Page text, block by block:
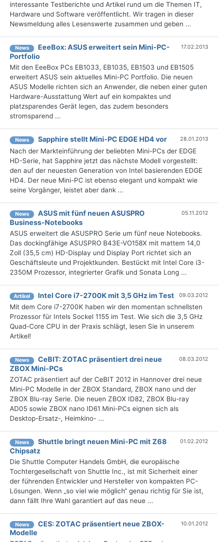
interessante Testberichte und Artikel rund um die Themen IT,
Hardware und Software veröffentlicht. Wir tragen in dieser
Newsmeldung alles Lesenswerte zusammen und geben ...
News
EeeBox: ASUS erweitert sein Mini-PC-
Portfolio
17.02.2013
Mit den EeeBox PCs EB1033, EB1035, EB1503 und EB1505
erweitert ASUS sein aktuelles Mini-PC Portfolio. Die neuen
ASUS Modelle richten sich an Anwender, die neben einer guten
Hardware-Ausstattung Wert auf ein kompaktes und
platzsparendes Gerät legen, das zudem besonders
stromsparend ...
News Sapphire stellt Mini-PC EDGE HD4 vor 28.01.2013
Nach der Markteinführung der beliebten Mini-PCs der EDGE
HD-Serie, hat Sapphire jetzt das nächste Modell vorgestellt:
den auf der neuesten Generation von Intel basierenden EDGE
HD4. Der neue Mini-PC ist ebenso elegant und kompakt wie
seine Vorgänger, leistet aber dank ...
News
ASUS mit fünf neuen ASUSPRO
Business-Notebooks
05.11.2012
ASUS erweitert die ASUSPRO Serie um fünf neue Notebooks.
Das dockingfähige ASUSPRO B43E-VO158X mit mattem 14,0
Zoll (35,5 cm) HD-Display und Display Port richtet sich an
Geschäftsleute und Projektkunden. Bestückt mit Intel Core i3-
2350M Prozessor, integrierter Grafik und Sonata Long ...
Artikel Intel Core i7-2700K mit 3,5 GHz im Test 09.03.2012
Mit dem Core i7-2700K haben wir den momentan schnellsten
Prozessor für Intels Sockel 1155 im Test. Wie sich die 3,5 GHz
Quad-Core CPU in der Praxis schlägt, lesen Sie in unserem
Artikel!
News
CeBIT: ZOTAC präsentiert drei neue
ZBOX Mini-PCs
08.03.2012
ZOTAC präsentiert auf der CeBIT 2012 in Hannover drei neue
Mini-PC Modelle in der ZBOX Standard, ZBOX nano und der
ZBOX Blu-ray Serie. Die neuen ZBOX ID82, ZBOX Blu-ray
AD05 sowie ZBOX nano ID61 Mini-PCs eignen sich als
Desktop-Ersatz-, Heimkino- ...
News
Shuttle bringt neuen Mini-PC mit Z68
Chipsatz
01.02.2012
Die Shuttle Computer Handels GmbH, die europäische
Tochtergesellschaft von Shuttle Inc., ist mit Sicherheit einer
der führenden Entwickler und Hersteller von kompakten PC-
Lösungen. Wenn „so viel wie möglich“ genau richtig für Sie ist,
dann fällt Ihre Wahl garantiert auf das neue ...
News
CES: ZOTAC präsentiert neue ZBOX-
Modelle
10.01.2012